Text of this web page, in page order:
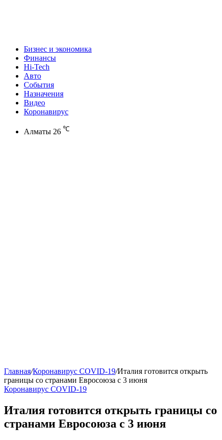
Бизнес и экономика
Финансы
Hi-Tech
Авто
События
Назначения
Видео
Коронавирус
Алматы 26 ℃
Главная/Коронавирус COVID-19/Италия готовится открыть
границы со странами Евросоюза с 3 июня
Коронавирус COVID-19
Италия готовится открыть границы со
странами Евросоюза с 3 июня